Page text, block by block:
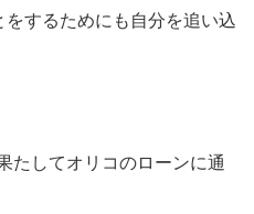
するためにも自分を追い込
してオリコのローンに通